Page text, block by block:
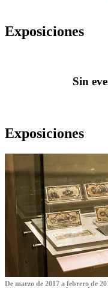
Exposiciones
Sin
Exposiciones
De marzo de 2017 a febrero de